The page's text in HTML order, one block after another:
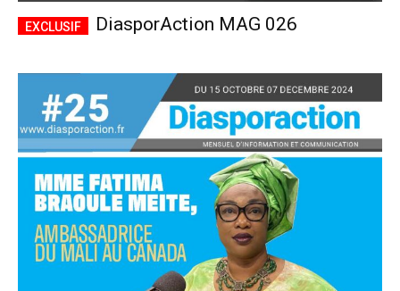
Accès complet
$22 / anplaceholder text
Tous les articles
Annonces
DiasporAction MAG 026